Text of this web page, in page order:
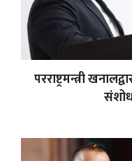
परराष्ट्रमन्त्री